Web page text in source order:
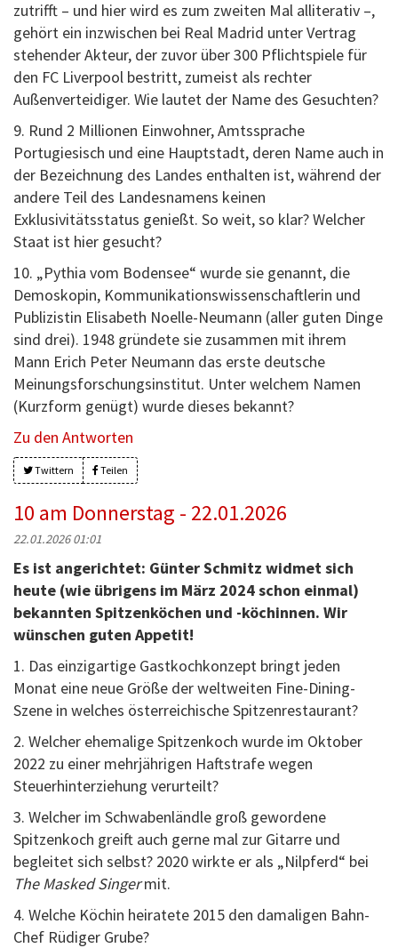
zutrifft – und hier wird es zum zweiten Mal alliterativ –,
gehört ein inzwischen bei Real Madrid unter Vertrag
stehender Akteur, der zuvor über 300 Pflichtspiele für
den FC Liverpool bestritt, zumeist als rechter
Außenverteidiger. Wie lautet der Name des Gesuchten?
9. Rund 2 Millionen Einwohner, Amtssprache
Portugiesisch und eine Hauptstadt, deren Name auch in
der Bezeichnung des Landes enthalten ist, während der
andere Teil des Landesnamens keinen
Exklusivitätsstatus genießt. So weit, so klar? Welcher
Staat ist hier gesucht?
10. „Pythia vom Bodensee“ wurde sie genannt, die
Demoskopin, Kommunikationswissenschaftlerin und
Publizistin Elisabeth Noelle-Neumann (aller guten Dinge
sind drei). 1948 gründete sie zusammen mit ihrem
Mann Erich Peter Neumann das erste deutsche
Meinungsforschungsinstitut. Unter welchem Namen
(Kurzform genügt) wurde dieses bekannt?
Zu den Antworten
Twittern Teilen
10 am Donnerstag - 22.01.2026
22.01.2026 01:01
Es ist angerichtet: Günter Schmitz widmet sich
heute (wie übrigens im März 2024 schon einmal)
bekannten Spitzenköchen und -köchinnen. Wir
wünschen guten Appetit!
1. Das einzigartige Gastkochkonzept bringt jeden
Monat eine neue Größe der weltweiten Fine-Dining-
Szene in welches österreichische Spitzenrestaurant?
2. Welcher ehemalige Spitzenkoch wurde im Oktober
2022 zu einer mehrjährigen Haftstrafe wegen
Steuerhinterziehung verurteilt?
3. Welcher im Schwabenländle groß gewordene
Spitzenkoch greift auch gerne mal zur Gitarre und
begleitet sich selbst? 2020 wirkte er als „Nilpferd“ bei
The Masked Singermit.
4. Welche Köchin heiratete 2015 den damaligen Bahn-
Chef Rüdiger Grube?